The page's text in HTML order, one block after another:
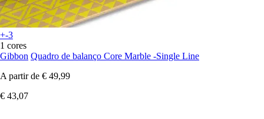
+-3
1 cores
Gibbon Quadro de balanço Core Marble -Single Line
A partir de € 49,99
€ 43,07